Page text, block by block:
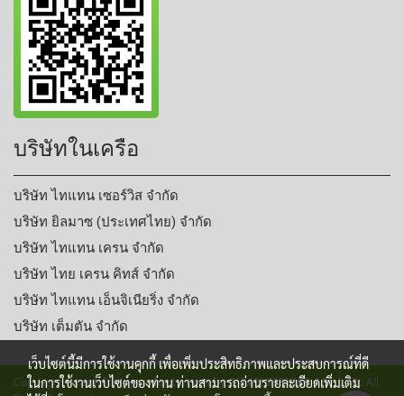
บริษัทในเครือ
บริษัท ไทแทน เซอร์วิส จำกัด
บริษัท ยิลมาซ (ประเทศไทย) จำกัด
บริษัท ไทแทน เครน จำกัด
บริษัท ไทย เครน คิทส์ จำกัด
บริษัท ไทแทน เอ็นจิเนียริ่ง จำกัด
บริษัท เต็มตัน จำกัด
Copyrighttitanliftingproducts.com by TITAN SERVICE CO., LTD. All
เว็บไซต์นี้มีการใช้งานคุกกี้ เพื่อเพิ่มประสิทธิภาพและประสบการณ์ที่ดี
ในการใช้งานเว็บไซต์ของท่าน ท่านสามารถอ่านรายละเอียดเพิ่มเติม